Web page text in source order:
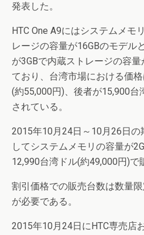
発表した。
HTC One A9にはシステムメモ
レージの容量が16GBのモデル
が3GBで内蔵ストレージの容
ており、台湾市場における価
(約55,000円)、後者が15,900台
されている。
2015年10月24日～10月26日の
してシステムメモリの容量が
12,990台湾ドル(約49,000円)で
割引価格での販売台数は数量
が必要である。
2015年10月24日にHTC専売店